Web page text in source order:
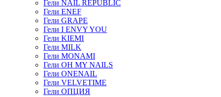
Гели NAIL REPUBLIC
Гели ENEF
Гели GRAPE
Гели I ENVY YOU
Гели KIEMI
Гели MILK
Гели MONAMI
Гели OH MY NAILS
Гели ONENAIL
Гели VELVETIME
Гели ОПЦИЯ